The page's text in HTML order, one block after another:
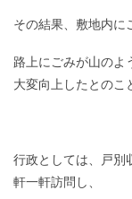
その結果、敷地内に
路上にごみが山のよ
大変向上したとのこ
行政としては、戸別
軒一軒訪問し、